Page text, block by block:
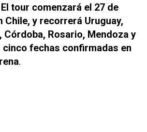
El tour comenzará el 27 de
Chile, y recorrerá Uruguay,
Córdoba, Rosario, Mendoza y
cinco fechas confirmadas en
.